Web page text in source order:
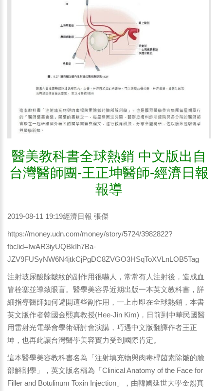
醫美教科書全球熱銷 中文版出自
台灣醫師團-王正坤醫師-經濟日報
報導
2019-08-11 19:19經濟日報 張傑
https://money.udn.com/money/story/5724/3982822?
fbclid=IwAR3iyUQBkIh7Ba-
JZV9FUSyNW6N4jtkCjPgDC8ZVGO3HSqToXVLnLOB5Tag
注射玻尿酸除皺紋的副作用很嚇人，常常有人注射後，造成血
管栓塞並導致眼盲。醫學美容界近期出版一本英文教科書，詳
細指導醫師如何避開這些副作用，一上市即在全球熱銷，本書
英文版作者韓國金熙真教授(Hee-Jin Kim)，日前到中華民國醫
用雷射光電學會學術研討會演講，巧遇中文版翻譯作者王正
坤，也再此讓台灣醫學美容實力受到國際肯定。
這本醫學美容教科書名為「注射填充物與肉毒桿菌素除皺的臉
部解剖學」，英文版名稱為「Clinical Anatomy of the Face for
Filler and Botulinum Toxin Injection」，由韓國延世大學金熙真